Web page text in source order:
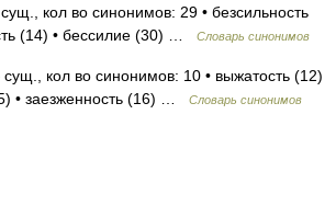
кол во синонимов: 29 • безсильность
(14) • бессилие (30) …
Словарь синонимов
кол во синонимов: 10 • выжатость (12)
• заезженность (16) …
Словарь синонимов